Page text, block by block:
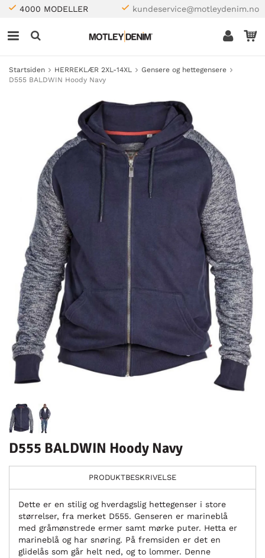
4000 MODELLER kundeservice@motleydenim.no
Startsiden HERREKLÆR 2XL-14XL
Gensere og hettegensere
D555 BALDWIN Hoody Navy
D555 BALDWIN Hoody Navy
PRODUKTBESKRIVELSE
Dette er en stilig og hverdagslig hettegenser i store
størrelser, fra merket D555. Genseren er marineblå
med gråmønstrede ermer samt mørke puter. Hetta er
marineblå og har snøring. På fremsiden er det en
glidelås som går helt ned, og to lommer. Denne